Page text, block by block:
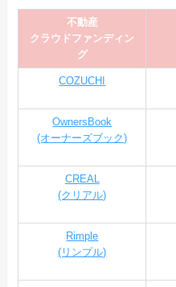
不動産
クラウドファンディン
グ
COZUCHI
OwnersBook
(オーナーズブック)
CREAL
(クリアル)
Rimple
(リンプル)